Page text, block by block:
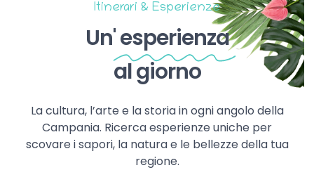
Itinerari & Esperienze
Un'esperienza
al giorno
La cultura, l’arte e la storia in ogni angolo della
Campania. Ricerca esperienze uniche per
scovare i sapori, la natura e le bellezze della tua
regione.